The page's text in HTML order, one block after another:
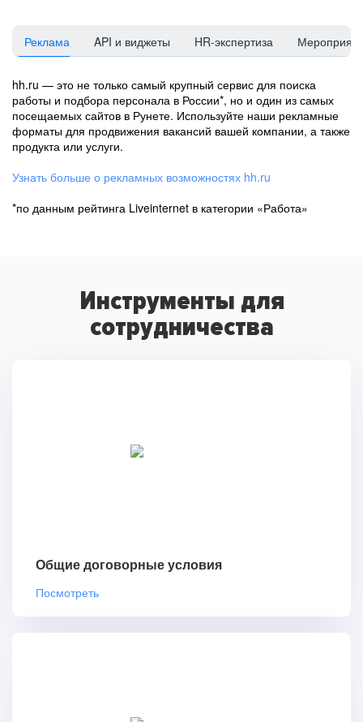
Реклама API и виджеты HR-экспертиза
hh.ru — это не только самый крупный сервис для поиска
работы и подбора персонала в России*, но и один из самых
посещаемых сайтов в Рунете. Используйте наши рекламные
форматы для продвижения вакансий вашей компании, а также
продукта или услуги.
Узнать больше о рекламных возможностях hh.ru
*по данным рейтинга Liveinternet в категории «Работа»
Инструменты для
сотрудничества
Общие договорные условия
Посмотреть